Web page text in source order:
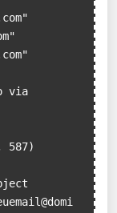
via
587)